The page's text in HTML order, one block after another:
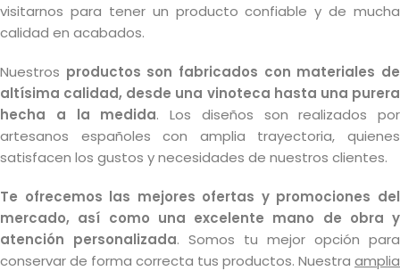
visitarnos para tener un producto confiable y de mucha
calidad en acabados.
Nuestros productos son fabricados con materiales de
altísima calidad, desde una vinoteca hasta una purera
hecha a la medida. Los diseños son realizados por
artesanos españoles con amplia trayectoria, quienes
satisfacen los gustos y necesidades de nuestros clientes.
Te ofrecemos las mejores ofertas y promociones del
mercado, así como una excelente mano de obra y
atención personalizada. Somos tu mejor opción para
conservar de forma correcta tus productos. Nuestra amplia